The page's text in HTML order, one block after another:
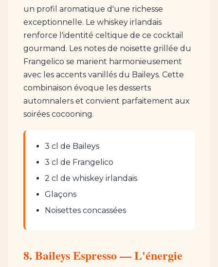
un profil aromatique d'une richesse
exceptionnelle. Le whiskey irlandais
renforce l'identité celtique de ce cocktail
gourmand. Les notes de noisette grillée du
Frangelico se marient harmonieusement
avec les accents vanillés du Baileys. Cette
combinaison évoque les desserts
automnalers et convient parfaitement aux
soirées cocooning.
3 cl de Baileys
3 cl de Frangelico
2 cl de whiskey irlandais
Glaçons
Noisettes concassées
8. Baileys Espresso — L'énergie